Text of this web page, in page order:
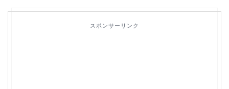
スポンサーリンク